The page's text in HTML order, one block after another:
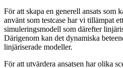
För att skapa en generell ansats som
använt som testcase har vi tillämpat
simuleringsmodell som därefter
Därigenom kan det dynamiska
linjäriserade modeller.
För att utvärdera ansatsen har olika